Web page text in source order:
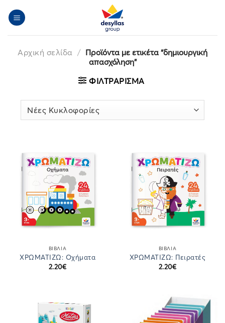
στο
Αρχική σελίδα / Προϊόντα με ετικέτα “δημιουργική
απασχόληση”
ΦΙΛΤΡΆΡΙΣΜΑ
ΒΙΒΛΙΑ
ΧΡΩΜΑΤΙΖΩ: Οχήματα
2.20€
ΒΙΒΛΙΑ
ΧΡΩΜΑΤΙΖΩ: Πειρατές
2.20€